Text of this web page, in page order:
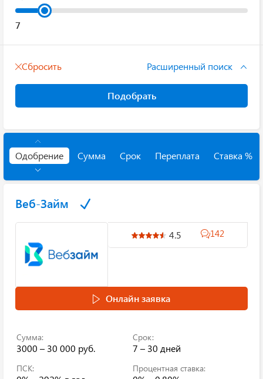
Сбросить Расширенный поиск
Подобрать
Одобрение Сумма Срок Переплата Ставка %
Веб-Займ
4.5 142
Онлайн заявка
Сумма:
3000 – 30 000 руб.
Срок:
7 – 30 дней
ПСК: Процентная ставка: